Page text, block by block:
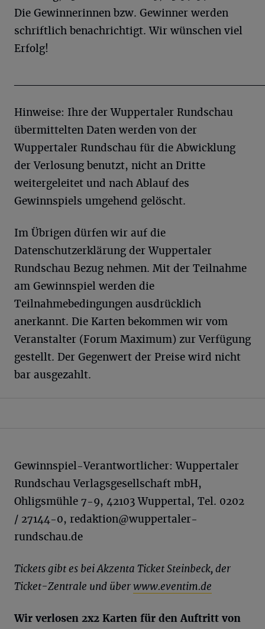
Die Gewinnerinnen bzw. Gewinner werden
schriftlich benachrichtigt. Wir wünschen viel
Erfolg!
Hinweise: Ihre der Wuppertaler Rundschau
übermittelten Daten werden von der
Wuppertaler Rundschau für die Abwicklung
der Verlosung benutzt, nicht an Dritte
weitergeleitet und nach Ablauf des
Gewinnspiels umgehend gelöscht.
Im Übrigen dürfen wir auf die
Datenschutzerklärung der Wuppertaler
Rundschau Bezug nehmen. Mit der Teilnahme
am Gewinnspiel werden die
Teilnahmebedingungen ausdrücklich
anerkannt. Die Karten bekommen wir vom
Veranstalter (Forum Maximum) zur Verfügung
gestellt. Der Gegenwert der Preise wird nicht
bar ausgezahlt.
Gewinnspiel-Verantwortlicher: Wuppertaler
Rundschau Verlagsgesellschaft mbH,
Ohligsmühle 7-9, 42103 Wuppertal, Tel. 0202
/ 27144-0, redaktion@wuppertaler-
rundschau.de
Tickets gibt es bei Akzenta Ticket Steinbeck, der
Ticket-Zentrale und überwww.eventim.de
Wir verlosen 2x2 Karten für den Auftritt von